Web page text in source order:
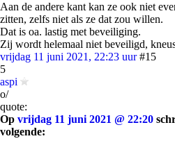
Aan de andere kant kan ze ook niet
zitten, zelfs niet als ze dat zou willen.
Dat is oa. lastig met beveiliging.
Zij wordt helemaal niet beveiligd,
vrijdag 11 juni 2021, 22:23 uur #15
5
aspi
o/
quote:
Op vrijdag 11 juni 2021 @ 22:20
volgende: